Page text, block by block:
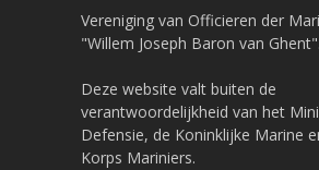
Vereniging van Officieren der
"Willem Joseph Baron van Ghent".
Deze website valt buiten de
verantwoordelijkheid van het
Defensie, de Koninklijke Marine
Korps Mariniers.